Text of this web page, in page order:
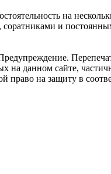
на
и
на данном сайте,
право на защиту в